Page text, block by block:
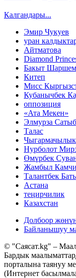
Калгандары...
Эмир Чукуев
уран
Айтматова
Diamond
Бакыт
Китеп
Мисс
Кубанычбек
оппозиция
«Ата Мекен»
Элмурза
Талас
Чыгармачылык
Нурболот
Өмүрбек
Жамбыл
Талантбек
Астана
теңирчилик
Казахстан
Долбоор
Байланышуу
© "Саясат.kg" –
Бардык
порталына таянуу
(Интернет